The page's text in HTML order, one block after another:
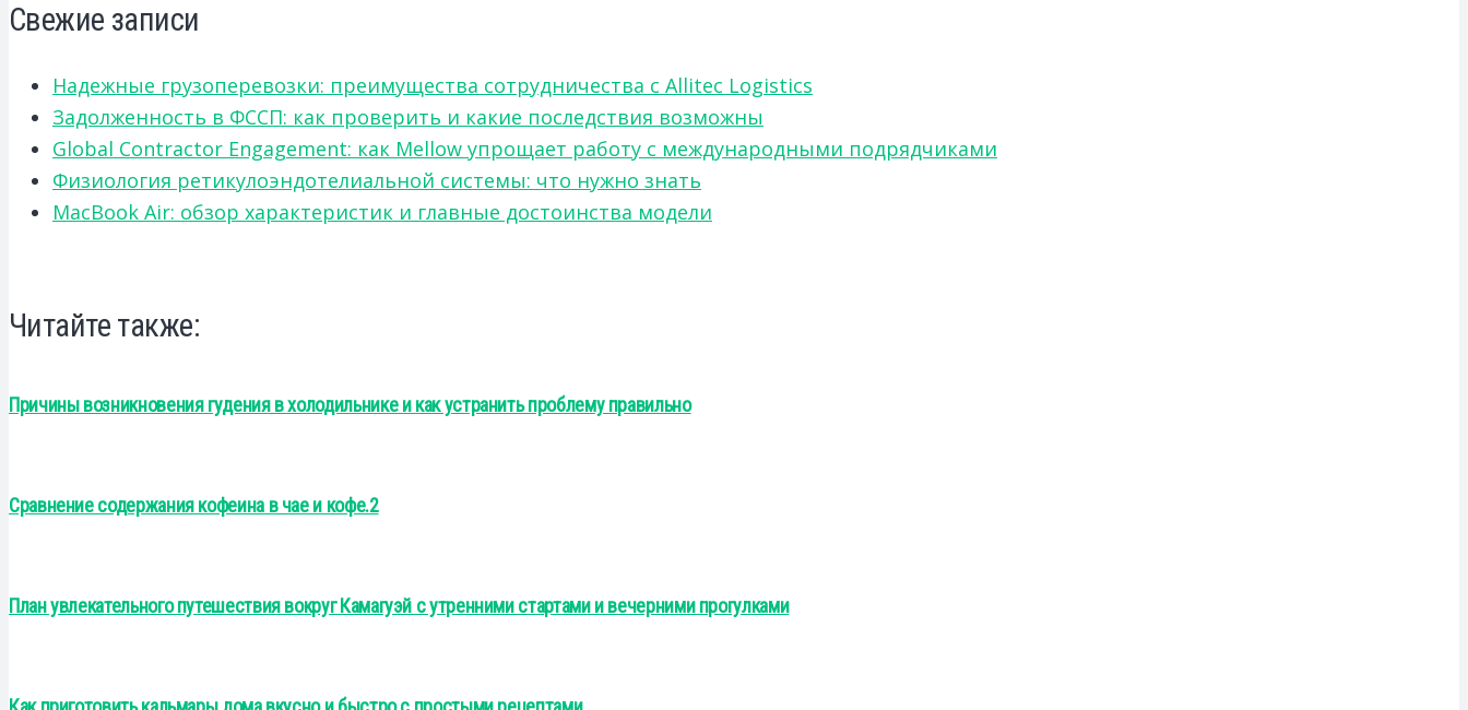
Свежие записи
Надежные грузоперевозки: преимущества сотрудничества с Allitec Logistics
Задолженность в ФССП: как проверить и какие последствия возможны
Global Contractor Engagement: как Mellow упрощает работу с международными подрядчиками
Физиология ретикулоэндотелиальной системы: что нужно знать
MacBook Air: обзор характеристик и главные достоинства модели
Читайте также:
Причины возникновения гудения в холодильнике и как устранить проблему правильно
Сравнение содержания кофеина в чае и кофе.2
План увлекательного путешествия вокруг Камагуэй с утренними стартами и вечерними прогулками